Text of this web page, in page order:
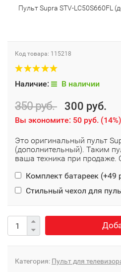
Пульт Supra STV-LC50S660FL
Код товара: 115218
Наличие: В наличии
350 руб. 300 руб.
Вы экономите: 50 руб. (14%)
Это оригинальный пульт
(дополнительный). Таким
ваша техника при продаже.
Комплект батареек (+49
Стильный чехол для
Категория: Пульт для